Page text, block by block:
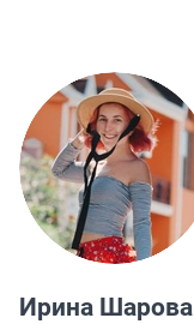
Ирина Шарова